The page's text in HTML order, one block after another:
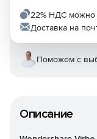
Описание
22% НДС можно
Доставка на
Поможем с